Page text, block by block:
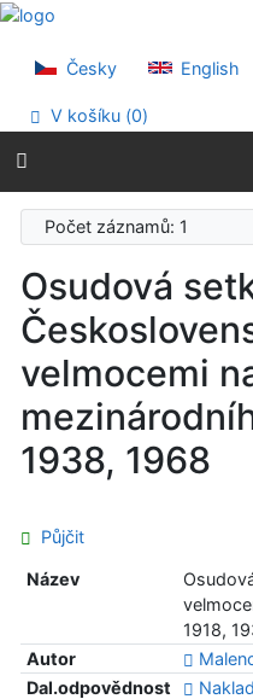
Přejít na obsah
Prohlášení o webové
Česky English
V košíku (0)
Počet záznamů: 1
Osudová
velmocemi
1938, 1968
Půjčit
Název
1918,
Autor
Dal.odpovědnost